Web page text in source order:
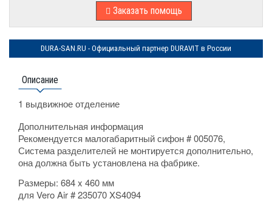
Заказать помощь
DURA-SAN.RU - Официальный партнер DURAVIT в России
Описание
1 выдвижное отделение
Дополнительная информация
Рекомендуется малогабаритный сифон # 005076,
Система разделителей не монтируется дополнительно,
она должна быть установлена на фабрике.
Размеры: 684 x 460 мм
для Vero Air # 235070 XS4094